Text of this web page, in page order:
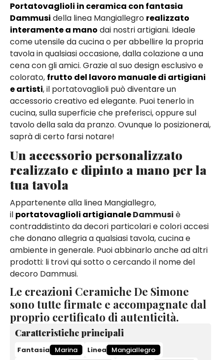
Portatovaglioli in ceramica con fantasia
Dammusi della linea Mangiallegro realizzato
interamente a mano dai nostri artigiani. Ideale
come utensile da cucina o per abbellire la propria
tavola in qualsiasi occasione, dalla colazione a una
cena con gli amici. Grazie al suo design esclusivo e
colorato, frutto del lavoro manuale di artigiani
e artisti, il portatovaglioli può diventare un
accessorio creativo ed elegante. Puoi tenerlo in
cucina, sulla superficie che preferisci, oppure sul
tavolo della sala da pranzo. Ovunque lo posizionerai,
saprà di certo farsi notare!
Un accessorio personalizzato
realizzato e dipinto a mano per la
tua tavola
Appartenente alla linea Mangiallegro,
il portatovaglioli artigianaleDammusi è
contraddistinto da decori particolari e colori accesi
che donano allegria a qualsiasi tavola, cucina e
ambiente in generale. Puoi abbinarlo anche ad altri
prodotti: li trovi qui sotto o cercando il nome del
decoro Dammusi.
Le creazioni Ceramiche De Simone
sono tutte firmate e accompagnate dal
proprio certificato di autenticità.
Caratteristiche principali
Fantasia Marina Linea
Mangiallegro